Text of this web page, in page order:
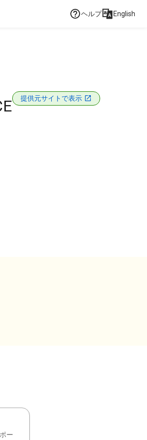
ヘルプ English
提供元サイトで表示
ー